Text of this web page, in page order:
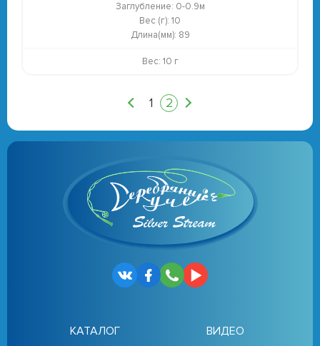
Заглубление: 0-0.9м
Вес (г): 10
Длина(мм): 89
Вес: 10 г
1 2
КАТАЛОГ
ВИДЕО